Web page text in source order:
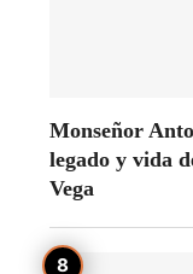
Monseñor
legado y vida
Vega